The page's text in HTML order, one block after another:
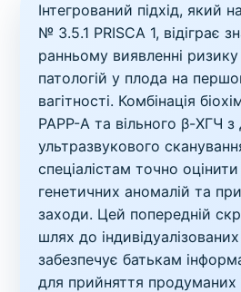
Інтегрований підхід, який
№ 3.5.1 PRISCA 1, відіграє
ранньому виявленні
патологій у плода на
вагітності. Комбінація
PAPP-A та вільного β-ХГЧ
ультразвукового
спеціалістам точно
генетичних аномалій та
заходи. Цей попередній
шлях до
забезпечує батькам
для прийняття продуманих